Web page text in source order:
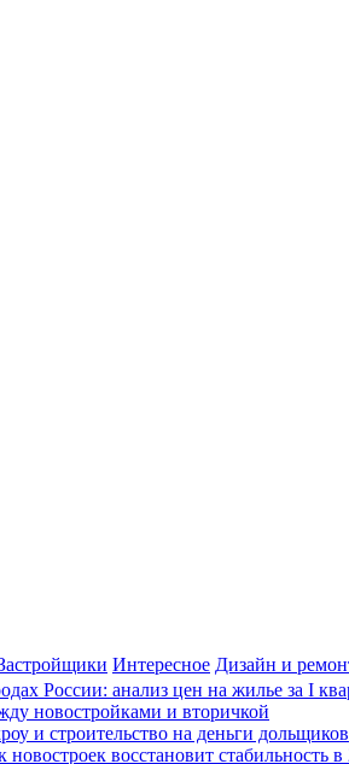
Интересное Дизайн и
России: анализ цен на жилье за I
новостройками и вторичкой
и строительство на деньги дольщиков
восстановит стабильность в